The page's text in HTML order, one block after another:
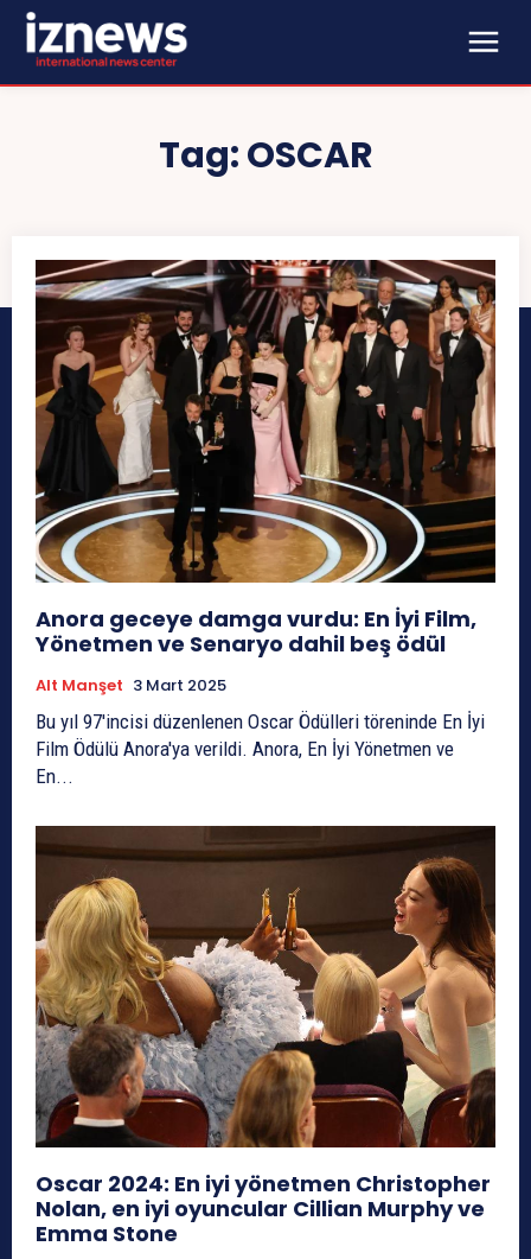
Tag:OSCAR
Anora geceye damga vurdu: En İyi Film,
Yönetmen ve Senaryo dahil beş ödül
Alt Manşet 3 Mart 2025
Bu yıl 97'incisi düzenlenen Oscar Ödülleri töreninde En İyi
Film Ödülü Anora'ya verildi. Anora, En İyi Yönetmen ve
En...
Oscar 2024: En iyi yönetmen Christopher
Nolan, en iyi oyuncular Cillian Murphy ve
Emma Stone